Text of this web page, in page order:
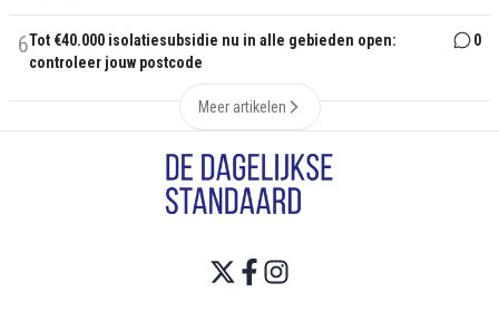
6Tot €40.000 isolatiesubsidie nu in alle gebieden open:
controleer jouw postcode
0
Meer artikelen